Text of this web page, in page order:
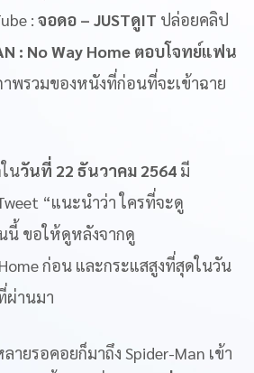
: จอดอ – JUSTดูIT ปล่อยคลิป
: No Way Home ตอบโจทย์แฟน
าพรวมของหนังที่ก่อนที่จะเข้าฉาย
นวันที่ 22 ธันวาคม 2564 มี
“แนะนำว่า ใครที่จะดู
นี้ ขอให้ดูหลังจากดู
ก่อน และกระแสสูงที่สุดในวัน
ผ่านมา
ยรอคอยก็มาถึง Spider-Man เข้า